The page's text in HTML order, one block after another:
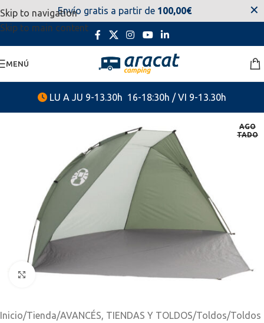
Skip to navigation
Skip to main content
estaremos disponibles. Disculpen las molestias.
MENÚ
LU A JU 9-13.30h 16-18:30h / VI 9-13.30h
Envío gratis a partir de 100,00€ ✕
AGO
TADO
Clic para ampliar
Inicio/Tienda/AVANCÉS, TIENDAS Y TOLDOS/Toldos/Toldos